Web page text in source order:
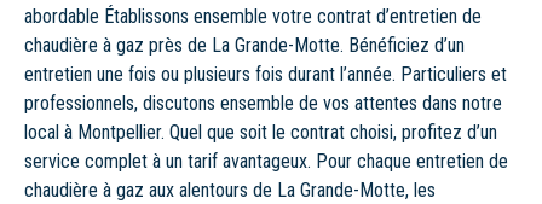
abordable Établissons ensemble votre contrat d’entretien de
chaudière à gaz près de La Grande-Motte. Bénéficiez d’un
entretien une fois ou plusieurs fois durant l’année. Particuliers et
professionnels, discutons ensemble de vos attentes dans notre
local à Montpellier. Quel que soit le contrat choisi, profitez d’un
service complet à un tarif avantageux. Pour chaque entretien de
chaudière à gaz aux alentours de La Grande-Motte, les